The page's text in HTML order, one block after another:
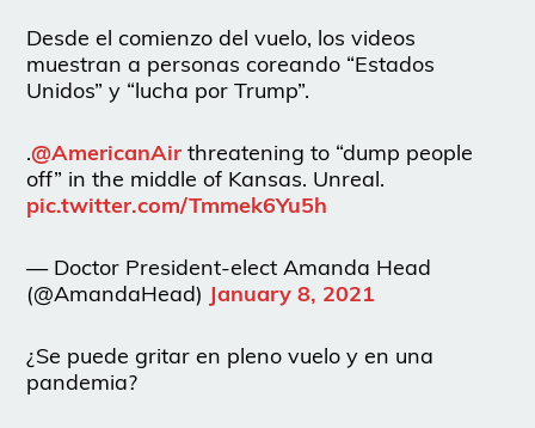
Desde el comienzo del vuelo, los videos
muestran a personas coreando “Estados
Unidos” y “lucha por Trump”.
.@AmericanAir threatening to “dump people
off” in the middle of Kansas. Unreal.
pic.twitter.com/Tmmek6Yu5h
— Doctor President-elect Amanda Head
(@AmandaHead) January 8, 2021
¿Se puede gritar en pleno vuelo y en una
pandemia?